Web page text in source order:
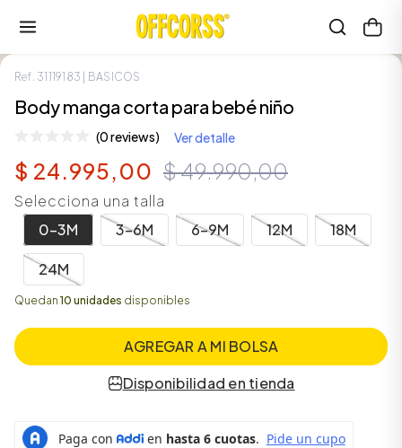
SALE
Ref. 31119183 | BASICOS
Body manga corta para bebé niño
(0 reviews) Ver detalle
$ 24.995,00 $49.990,00
Selecciona una talla
0-3M
3-6M 6-9M 12M 18M
24M
Quedan 10 unidades disponibles
AGREGAR A MI BOLSA
Disponibilidad en tienda